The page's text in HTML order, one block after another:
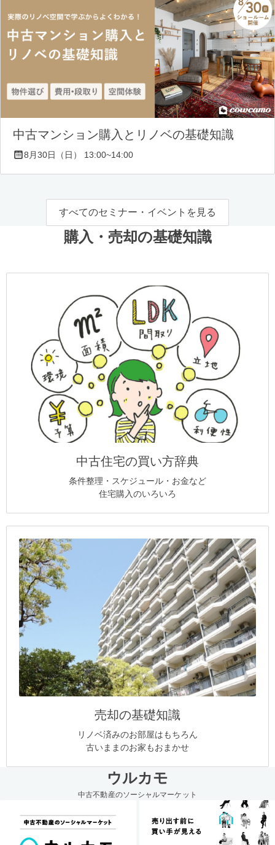
中古マンション購入とリノベの基礎知識
8月30日（日） 13:00~14:00
すべてのセミナー・イベントを見る
購入・売却の基礎知識
中古住宅の買い方辞典
条件整理・スケジュール・お金など
住宅購入のいろいろ
売却の基礎知識
リノベ済みのお部屋はもちろん
古いままのお家もおまかせ
ウルカモ
中古不動産のソーシャルマーケット